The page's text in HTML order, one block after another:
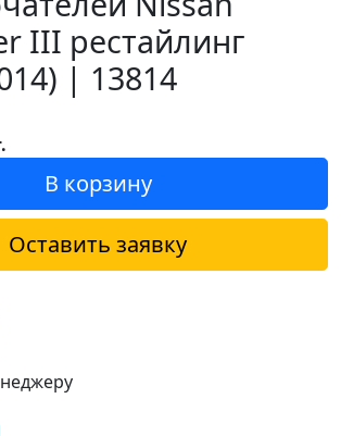
III рестайлинг
| 13814
В корзину
Оставить заявку